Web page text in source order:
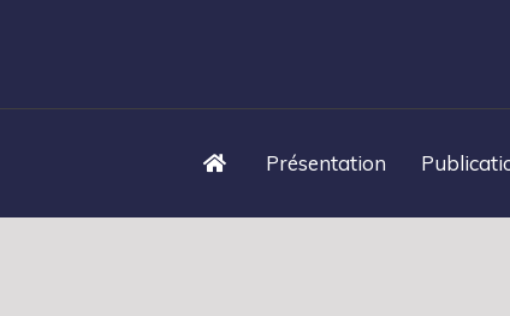
Présentation